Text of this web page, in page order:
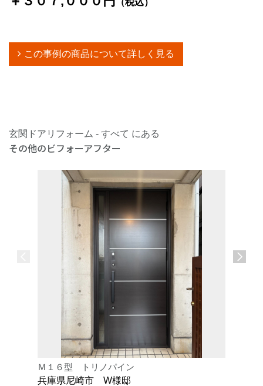
（税込）
この事例の商品について詳しく見る
玄関ドアリフォーム - すべて にある
その他のビフォーアフター
Ｍ１６型 トリノパイン
兵庫県尼崎市 W様邸